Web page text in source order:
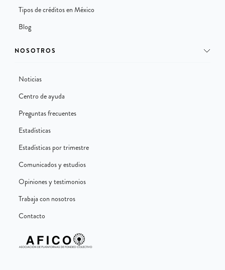
Tipos de créditos en México
Blog
NOSOTROS
Noticias
Centro de ayuda
Preguntas frecuentes
Estadísticas
Estadísticas por trimestre
Comunicados y estudios
Opiniones y testimonios
Trabaja con nosotros
Contacto